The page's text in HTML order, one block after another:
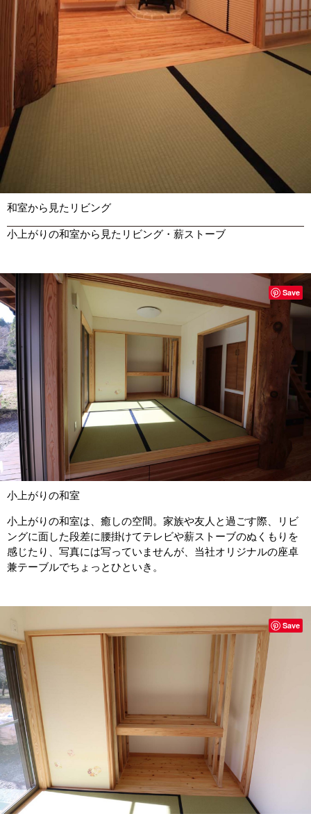
和室から見たリビング
小上がりの和室から見たリビング・薪ストーブ
小上がりの和室
小上がりの和室は、癒しの空間。家族や友人と過ごす際、リビ
ングに面した段差に腰掛けてテレビや薪ストーブのぬくもりを
感じたり、写真には写っていませんが、当社オリジナルの座卓
兼テーブルでちょっとひといき。
Save
Save